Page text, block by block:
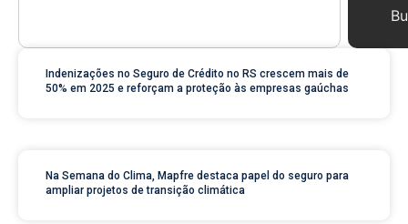
Indenizações no Seguro de Crédito no RS crescem mais de
50% em 2025 e reforçam a proteção às empresas gaúchas
Na Semana do Clima, Mapfre destaca papel do seguro para
ampliar projetos de transição climática